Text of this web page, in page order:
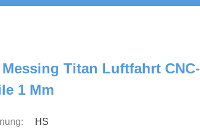
Titan Luftfahrt CNC-
1 Mm
HS